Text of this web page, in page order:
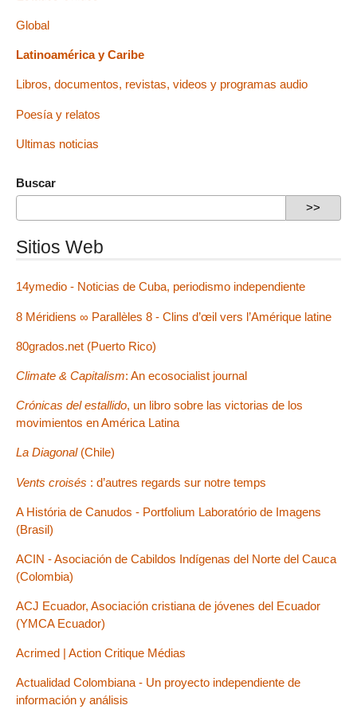
Global
Latinoamérica y Caribe
Libros, documentos, revistas, videos y programas audio
Poesía y relatos
Ultimas noticias
Buscar
Sitios Web
14ymedio - Noticias de Cuba, periodismo independiente
8 Méridiens ∞ Parallèles 8 - Clins d’œil vers l’Amérique latine
80grados.net (Puerto Rico)
Climate & Capitalism: An ecosocialist journal
Crónicas del estallido, un libro sobre las victorias de los
movimientos en América Latina
La Diagonal(Chile)
Vents croisés : d’autres regards sur notre temps
A História de Canudos - Portfolium Laboratório de Imagens
(Brasil)
ACIN - Asociación de Cabildos Indígenas del Norte del Cauca
(Colombia)
ACJ Ecuador, Asociación cristiana de jóvenes del Ecuador
(YMCA Ecuador)
Acrimed | Action Critique Médias
Actualidad Colombiana - Un proyecto independiente de
información y análisis